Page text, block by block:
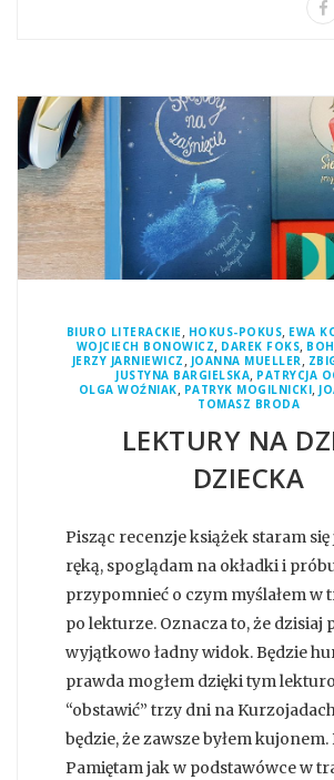
BIURO LITERACKIE, HOKUS-POKUS, EWA
WOJCIECH BONOWICZ, DAREK FOKS,
JERZY JARNIEWICZ , JOANNA MUELLER,
JUSTYNA BARGIELSKA, PATRYCJA
OLGA WOŹNIAK, PATRYK MOGILNICKI,
TOMASZ BRODA
LEKTURY NA
DZIECKA
Pisząc recenzje książek staram się
ręką, spoglądam na okładki i
przypomnieć o czym myślałem w
po lekturze. Oznacza to, że dzisiaj
wyjątkowo ładny widok. Będzie
prawda mogłem dzięki tym
“obstawić” trzy dni na
będzie, że zawsze byłem kujonem.
Pamiętam jak w podstawówce w